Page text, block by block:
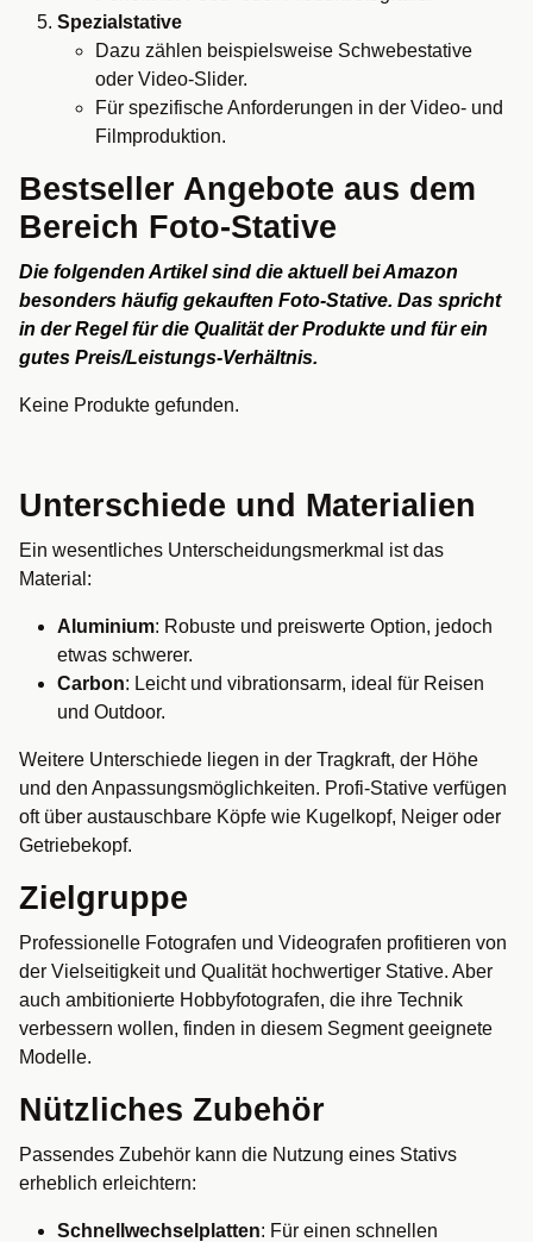
Spezialstative
Dazu zählen beispielsweise Schwebestative
oder Video-Slider.
Für spezifische Anforderungen in der Video- und
Filmproduktion.
Bestseller Angebote aus dem
Bereich Foto-Stative
Die folgenden Artikel sind die aktuell bei Amazon
besonders häufig gekauften Foto-Stative. Das spricht
in der Regel für die Qualität der Produkte und für ein
gutes Preis/Leistungs-Verhältnis.
Keine Produkte gefunden.
Unterschiede und Materialien
Ein wesentliches Unterscheidungsmerkmal ist das
Material:
Aluminium: Robuste und preiswerte Option, jedoch
etwas schwerer.
Carbon: Leicht und vibrationsarm, ideal für Reisen
und Outdoor.
Weitere Unterschiede liegen in der Tragkraft, der Höhe
und den Anpassungsmöglichkeiten. Profi-Stative verfügen
oft über austauschbare Köpfe wie Kugelkopf, Neiger oder
Getriebekopf.
Zielgruppe
Professionelle Fotografen und Videografen profitieren von
der Vielseitigkeit und Qualität hochwertiger Stative. Aber
auch ambitionierte Hobbyfotografen, die ihre Technik
verbessern wollen, finden in diesem Segment geeignete
Modelle.
Nützliches Zubehör
Passendes Zubehör kann die Nutzung eines Stativs
erheblich erleichtern:
Schnellwechselplatten: Für einen schnellen